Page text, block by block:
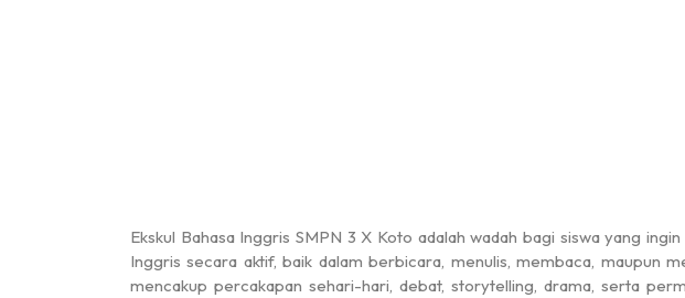
Ekskul Bahasa Inggris SMPN 3 X Koto adalah wadah bagi siswa yang
Inggris secara aktif, baik dalam berbicara, menulis, membaca, maupun
mencakup percakapan sehari-hari, debat, storytelling, drama, serta